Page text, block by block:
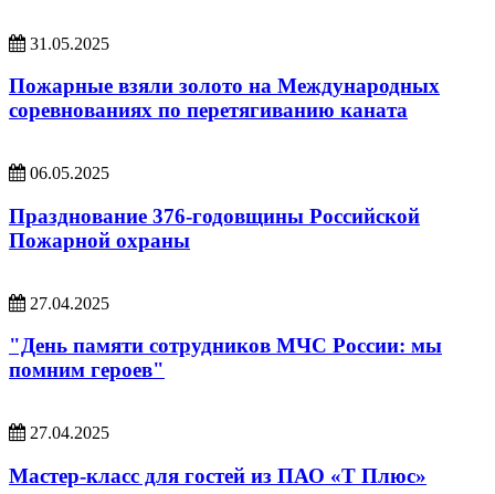
31.05.2025
Пожарные взяли золото на Международных
соревнованиях по перетягиванию каната
06.05.2025
Празднование 376-годовщины Российской
Пожарной охраны
27.04.2025
"День памяти сотрудников МЧС России: мы
помним героев"
27.04.2025
Мастер-класс для гостей из ПАО «Т Плюс»